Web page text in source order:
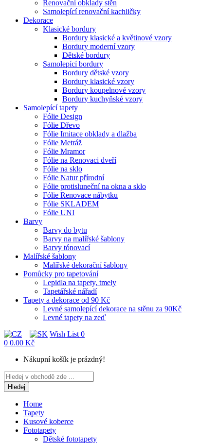
Renovační obklady stěn
Samolepící renovační kachličky
Dekorace
Klasické bordury
Bordury klasické a květinové vzory
Bordury moderní vzory
Dětské bordury
Samolepící bordury
Bordury dětské vzory
Bordury klasické vzory
Bordury koupelnové vzory
Bordury kuchyňské vzory
Samolepící tapety
Fólie Design
Fólie Dřevo
Fólie Imitace obklady a dlažba
Fólie Metráž
Fólie Mramor
Fólie na Renovaci dveří
Fólie na sklo
Fólie Natur přírodní
Fólie protisluneční na okna a sklo
Fólie Renovace nábytku
Fólie SKLADEM
Fólie UNI
Barvy
Barvy do bytu
Barvy na malířské šablony
Barvy tónovací
Malířské šablony
Malířské dekorační šablony
Pomůcky pro tapetování
Lepidla na tapety, tmely
Tapetářské nářadí
Tapety a dekorace od 90 Kč
Levné samolepící dekorace na stěnu za 90Kč
Levné tapety na zeď
Wish List 0
0 0.00 Kč
Nákupní košík je prázdný!
Hledej
Home
Tapety
Kusové koberce
Fototapety
Dětské fototapety